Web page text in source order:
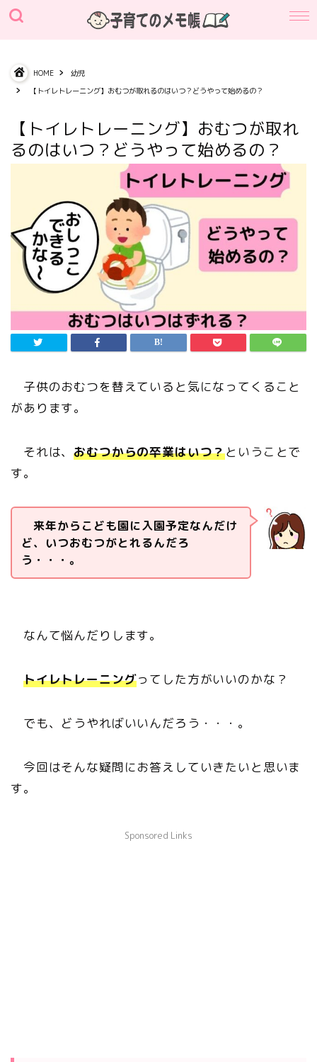
HOME
幼児
【トイレトレーニング】おむつが取れるのはいつ？どうやって始めるの？
【トイレトレーニング】おむつが取れ
るのはいつ？どうやって始めるの？
子供のおむつを替えていると気になってくること
があります。
それは、おむつからの卒業はいつ？ということで
す。
来年からこども園に入園予定なんだけ
ど、いつおむつがとれるんだろ
う・・・。
なんて悩んだりします。
トイレトレーニングってした方がいいのかな？
でも、どうやればいいんだろう・・・。
今回はそんな疑問にお答えしていきたいと思いま
す。
Sponsored Links